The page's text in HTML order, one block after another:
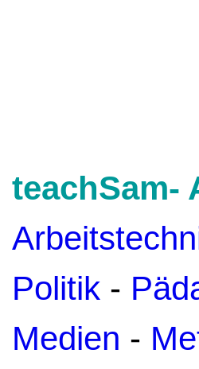
teachSam-
Politik -
Medien -